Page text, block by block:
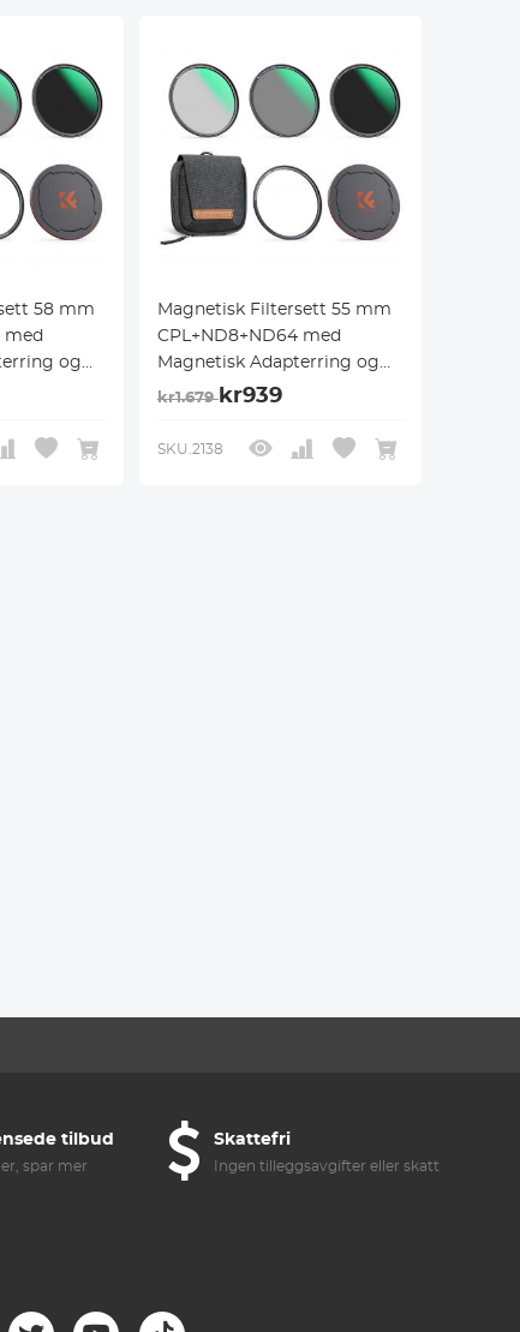
58 mm
med
og
Nano X-
Magnetisk Filtersett 55 mm
CPL+ND8+ND64 med
Magnetisk Adapterring og
Objektivdeksel, Filterpose
Hurtigbyttesystem Nano X-
kr1.679kr939
SKU.2138
tilbud
spar mer
Skattefri
Ingen tilleggsavgifter eller skatteavgifter